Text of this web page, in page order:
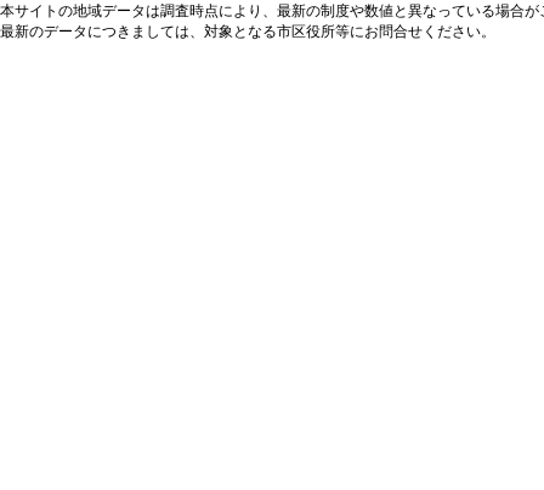
本サイトの地域データは調査時点により、最新の制度や数値と異なっている場合が
最新のデータにつきましては、対象となる市区役所等にお問合せください。